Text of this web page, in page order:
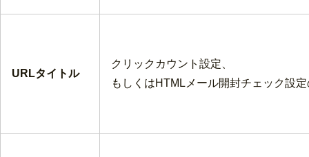
URLタイトル
クリックカウント設定、
もしくはHTMLメール開封チェック設